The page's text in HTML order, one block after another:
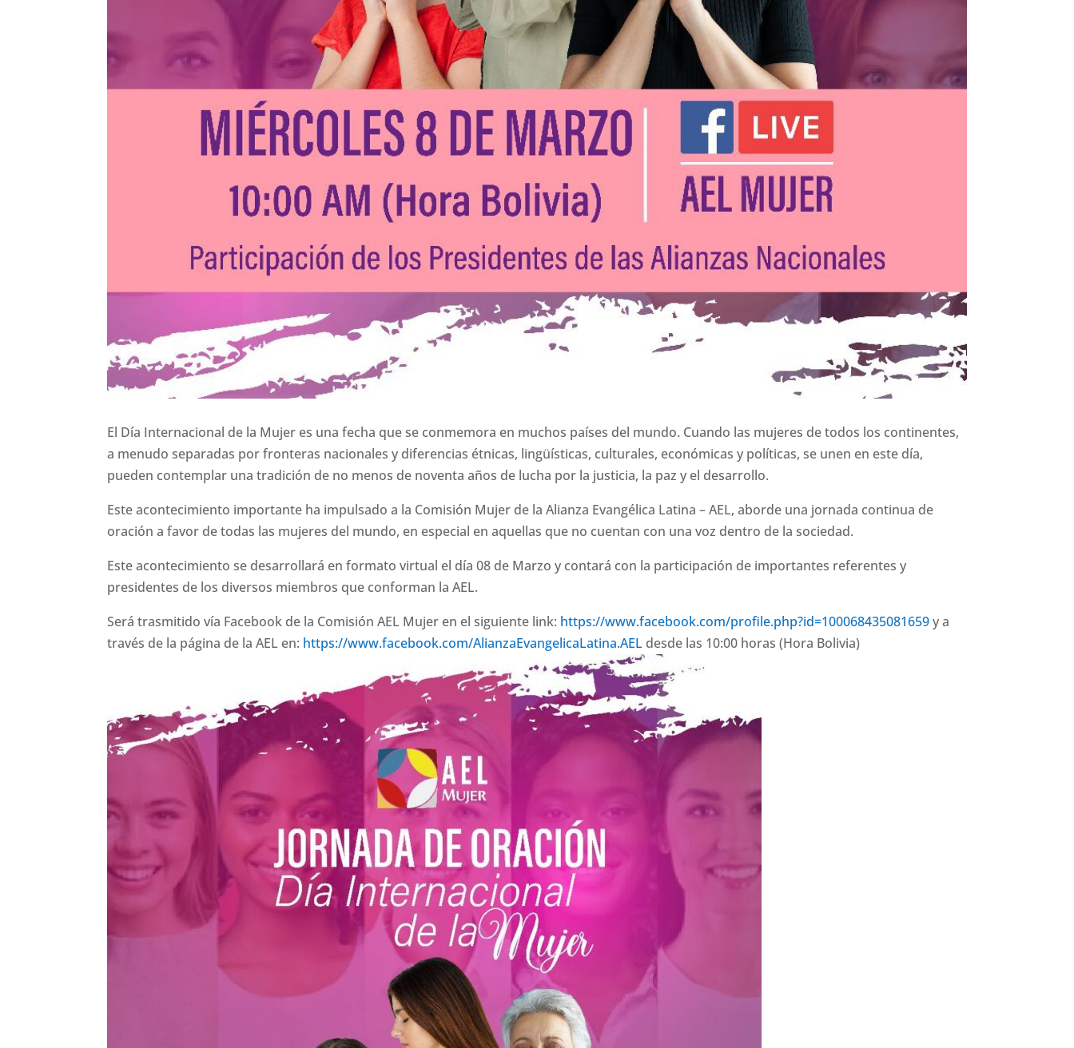
El Día Internacional de la Mujer es una fecha que se conmemora en muchos países del mundo. Cuando las mujeres de todos los continentes,
a menudo separadas por fronteras nacionales y diferencias étnicas, lingüísticas, culturales, económicas y políticas, se unen en este día,
pueden contemplar una tradición de no menos de noventa años de lucha por la justicia, la paz y el desarrollo.
Este acontecimiento importante ha impulsado a la Comisión Mujer de la Alianza Evangélica Latina – AEL, aborde una jornada continua de
oración a favor de todas las mujeres del mundo, en especial en aquellas que no cuentan con una voz dentro de la sociedad.
Este acontecimiento se desarrollará en formato virtual el día 08 de Marzo y contará con la participación de importantes referentes y
presidentes de los diversos miembros que conforman la AEL.
Será trasmitido vía Facebook de la Comisión AEL Mujer en el siguiente link: https://www.facebook.com/profile.php?id=100068435081659y a
través de la página de la AEL en: https://www.facebook.com/AlianzaEvangelicaLatina.AEL desde las 10:00 horas (Hora Bolivia)